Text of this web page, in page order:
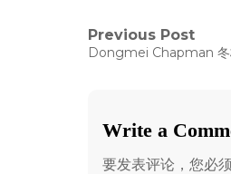
文
航
Previous Post
Previous
Dongmei Chapman
Write a
要发表评论，您必